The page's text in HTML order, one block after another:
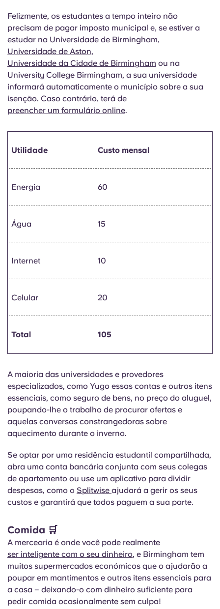
Felizmente, os estudantes a tempo inteiro não
precisam de pagar imposto municipal e, se estiver a
estudar na Universidade de Birmingham,
Universidade de Aston,
Universidade da Cidade de Birmingham ou na
University College Birmingham, a sua universidade
informará automaticamente o município sobre a sua
isenção. Caso contrário, terá de
preencher um formulário online.
Utilidade Custo mensal
Energia 60
Água 15
Internet 10
Celular 20
Total 105
A maioria das universidades e provedores
especializados, como Yugo essas contas e outros itens
essenciais, como seguro de bens, no preço do aluguel,
poupando-lhe o trabalho de procurar ofertas e
aquelas conversas constrangedoras sobre
aquecimento durante o inverno.
Se optar por uma residência estudantil compartilhada,
abra uma conta bancária conjunta com seus colegas
de apartamento ou use um aplicativo para dividir
despesas, como o Splitwise ajudará a gerir os seus
custos e garantirá que todos paguem a sua parte.
Comida 🛒
A mercearia é onde você pode realmente
ser inteligente com o seu dinheiro, e Birmingham tem
muitos supermercados económicos que o ajudarão a
poupar em mantimentos e outros itens essenciais para
a casa – deixando-o com dinheiro suficiente para
pedir comida ocasionalmente sem culpa!